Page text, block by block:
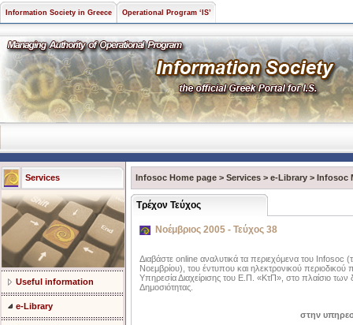
Information Society in Greece Operational Program ‘IS’
Services
Useful information
e-Library
Infosoc Home page > Services > e-Library > Infosoc
Τρέχον Τεύχος
Νοέμβριος 2005 - Τεύχος 38
Διαβάστε online αναλυτικά τα περιεχόμενα του Infosoc
Νοεμβρίου), του έντυπου και ηλεκτρονικού περιοδικού
Υπηρεσία Διαχείρισης του Ε.Π. «ΚτΠ», στο πλαίσιο
Δημοσιότητας.
στην